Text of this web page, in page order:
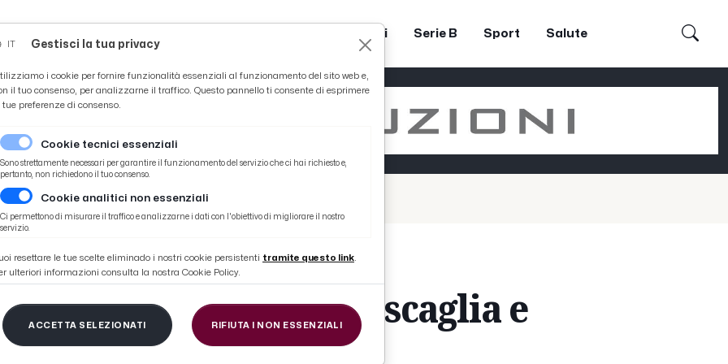
Coppa Teodori Serie B Sport Salute
post gara
2-0, le voci di Boscaglia e
gara
Gestisci la tua privacy
i cookie per fornire funzionalità essenziali al funzionamento del sito web e,
il tuo consenso, per analizzarne il traffico. Questo pannello ti consente di esprimere
tue preferenze di consenso.
Cookie tecnici essenziali
Sono strettamente necessari per garantire il funzionamento del servizio che ci hai richiesto e,
pertanto, non richiedono il tuo consenso.
Cookie analitici non essenziali
Ci permettono di misurare il traffico e analizzarne i dati con l'obiettivo di migliorare il nostro
servizio.
resettare le tue scelte eliminado i nostri cookie persistenti tramite questo link.
ulteriori informazioni consulta la nostra Cookie Policy.
ACCETTA SELEZIONATI RIFIUTA I NON ESSENZIALI